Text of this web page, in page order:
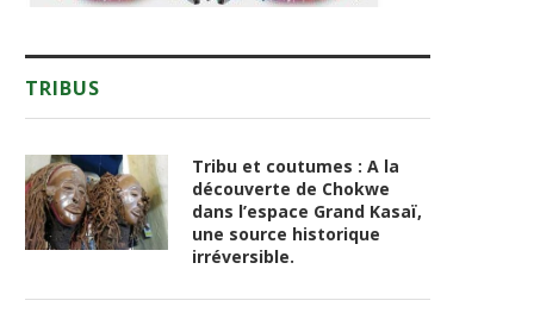
TRIBUS
Tribu et coutumes : A la
découverte de Chokwe
dans l’espace Grand Kasaï,
une source historique
irréversible.